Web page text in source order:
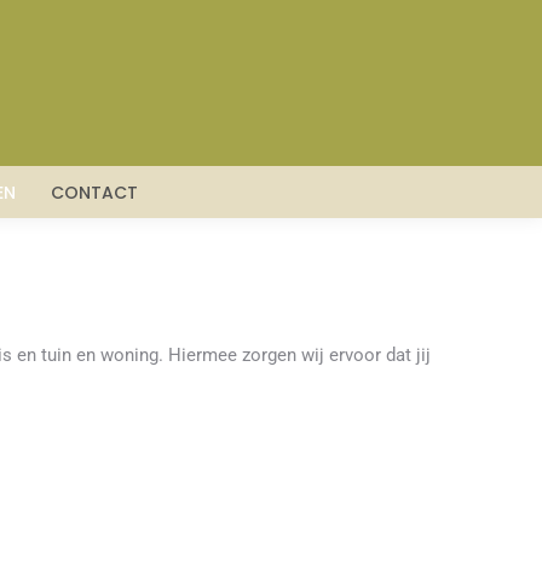
CONTACT
en tuin en woning. Hiermee zorgen wij ervoor dat jij